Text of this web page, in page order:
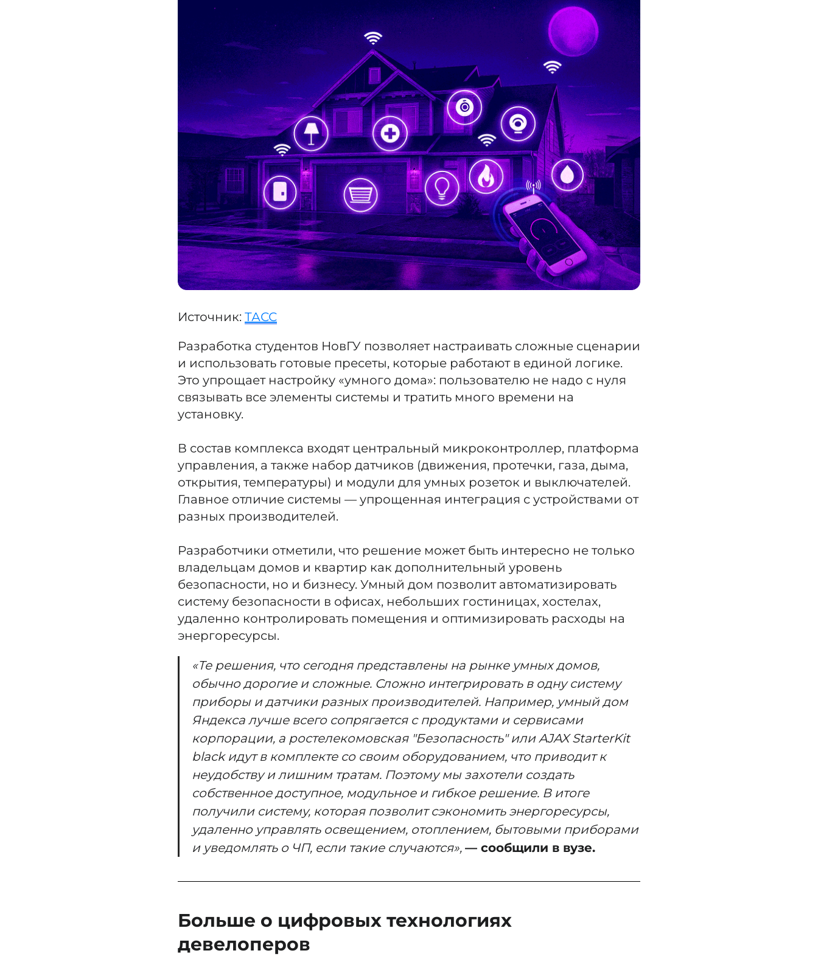
Источник: ТАСС
Разработка студентов НовГУ позволяет настраивать сложные сценарии
и использовать готовые пресеты, которые работают в единой логике.
Это упрощает настройку «умного дома»: пользователю не надо с нуля
связывать все элементы системы и тратить много времени на
установку.
В состав комплекса входят центральный микроконтроллер, платформа
управления, а также набор датчиков (движения, протечки, газа, дыма,
открытия, температуры) и модули для умных розеток и выключателей.
Главное отличие системы — упрощенная интеграция с устройствами от
разных производителей.
Разработчики отметили, что решение может быть интересно не только
владельцам домов и квартир как дополнительный уровень
безопасности, но и бизнесу. Умный дом позволит автоматизировать
систему безопасности в офисах, небольших гостиницах, хостелах,
удаленно контролировать помещения и оптимизировать расходы на
энергоресурсы.
«Те решения, что сегодня представлены на рынке умных домов,
обычно дорогие и сложные. Сложно интегрировать в одну систему
приборы и датчики разных производителей. Например, умный дом
Яндекса лучше всего сопрягается с продуктами и сервисами
корпорации, а ростелекомовская "Безопасность" или AJAX StarterKit
black идут в комплекте со своим оборудованием, что приводит к
неудобству и лишним тратам. Поэтому мы захотели создать
собственное доступное, модульное и гибкое решение. В итоге
получили систему, которая позволит сэкономить энергоресурсы,
удаленно управлять освещением, отоплением, бытовыми приборами
и уведомлять о ЧП, если такие случаются», — сообщили в вузе.
Больше о цифровых технологиях
девелоперов